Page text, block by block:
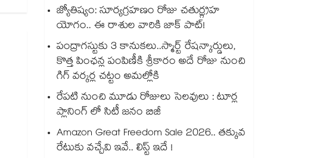
జ్యోతిష్యం: సూర్యగ్రహణం రోజు చతుర్గ్రహ
యోగం.. ఈ రాశుల వారికి జాక్ పాట్!
పంద్రాగస్టుకు 3 కానుకలు..స్మార్ట్ రేషన్కార్డులు,
కొత్త పింఛన్ల పంపిణీకి శ్రీకారం అదే రోజు నుంచి
గిగ్ వర్కర్ల చట్టం అమల్లోకి
రేపటి నుంచి మూడు రోజులు సెలవులు : టూర్ల
ప్లానింగ్ లో సిటీ జనం బిజీ
Amazon Great Freedom Sale 2026.. తక్కువ
రేటుకు వచ్చేవి ఇవే.. లిస్ట్ ఇదే !